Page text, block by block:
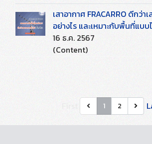
เสาอากาศ FRACARRO ดีกว่า
อย่างไร และเหมาะกับพื้นที่แบบ
16 ธ.ค. 2567
(Content)
1 2